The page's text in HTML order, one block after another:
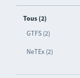
Tous (2)
GTFS (2)
NeTEx (2)